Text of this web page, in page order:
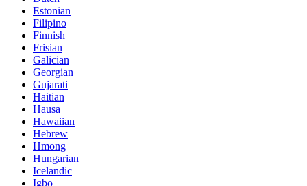
Estonian
Filipino
Finnish
Frisian
Galician
Georgian
Gujarati
Haitian
Hausa
Hawaiian
Hebrew
Hmong
Hungarian
Icelandic
Igbo